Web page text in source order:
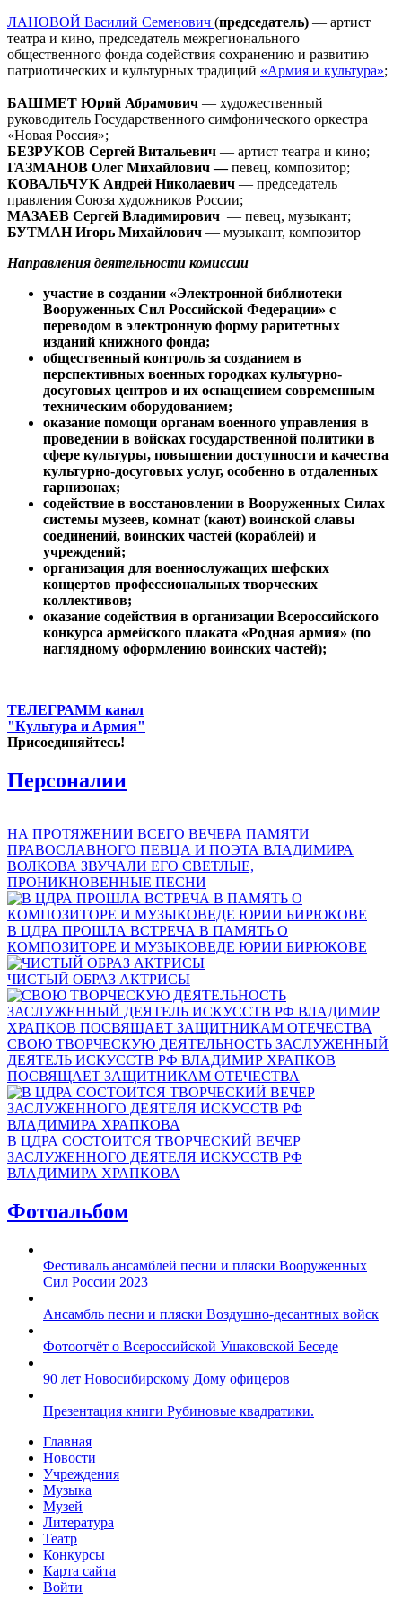
ЛАНОВОЙ Василий Семенович (председатель) — артист
театра и кино, председатель межрегионального
общественного фонда содействия сохранению и развитию
патриотических и культурных традиций «Армия и культура»;
БАШМЕТ Юрий Абрамович — художественный
руководитель Государственного симфонического оркестра
«Новая Россия»;
БЕЗРУКОВ Сергей Витальевич — артист театра и кино;
ГАЗМАНОВ Олег Михайлович —певец, композитор;
КОВАЛЬЧУК Андрей Николаевич — председатель
правления Союза художников России;
МАЗАЕВ Сергей Владимирович — певец, музыкант;
БУТМАН Игорь Михайлович — музыкант, композитор
Направления деятельности комиссии
участие в создании «Электронной библиотеки
Вооруженных Сил Российской Федерации» с
переводом в электронную форму раритетных
изданий книжного фонда;
общественный контроль за созданием в
перспективных военных городках культурно-
досуговых центров и их оснащением современным
техническим оборудованием;
оказание помощи органам военного управления в
проведении в войсках государственной политики в
сфере культуры, повышении доступности и качества
культурно-досуговых услуг, особенно в отдаленных
гарнизонах;
содействие в восстановлении в Вооруженных Силах
системы музеев, комнат (кают) воинской славы
соединений, воинских частей (кораблей) и
учреждений;
организация для военнослужащих шефских
концертов профессиональных творческих
коллективов;
оказание содействия в организации Всероссийского
конкурса армейского плаката «Родная армия» (по
наглядному оформлению воинских частей);
ТЕЛЕГРАММ канал
"Культура и Армия"
Присоединяйтесь!
Персоналии
НА ПРОТЯЖЕНИИ ВСЕГО ВЕЧЕРА ПАМЯТИ
ПРАВОСЛАВНОГО ПЕВЦА И ПОЭТА ВЛАДИМИРА
ВОЛКОВА ЗВУЧАЛИ ЕГО СВЕТЛЫЕ,
ПРОНИКНОВЕННЫЕ ПЕСНИ
В ЦДРА ПРОШЛА ВСТРЕЧА В ПАМЯТЬ О
КОМПОЗИТОРЕ И МУЗЫКОВЕДЕ ЮРИИ БИРЮКОВЕ
ЧИСТЫЙ ОБРАЗ АКТРИСЫ
СВОЮ ТВОРЧЕСКУЮ ДЕЯТЕЛЬНОСТЬ ЗАСЛУЖЕННЫЙ
ДЕЯТЕЛЬ ИСКУССТВ РФ ВЛАДИМИР ХРАПКОВ
ПОСВЯЩАЕТ ЗАЩИТНИКАМ ОТЕЧЕСТВА
В ЦДРА СОСТОИТСЯ ТВОРЧЕСКИЙ ВЕЧЕР
ЗАСЛУЖЕННОГО ДЕЯТЕЛЯ ИСКУССТВ РФ
ВЛАДИМИРА ХРАПКОВА
Фотоальбом
Фестиваль ансамблей песни и пляски Вооруженных
Сил России 2023
Ансамбль песни и пляски Воздушно-десантных войск
Фотоотчёт о Всероссийской Ушаковской Беседе
90 лет Новосибирскому Дому офицеров
Презентация книги Рубиновые квадратики.
Главная
Новости
Учреждения
Музыка
Музей
Литература
Театр
Конкурсы
Карта сайта
Войти